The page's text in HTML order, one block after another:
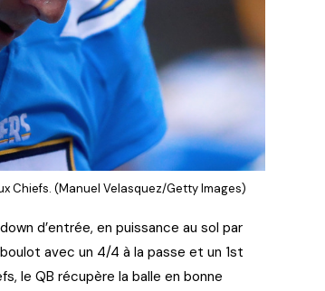
Chiefs. (Manuel Velasquez/Getty Images)
d’entrée, en puissance au sol par
avec un 4/4 à la passe et un 1st
le QB récupère la balle en bonne